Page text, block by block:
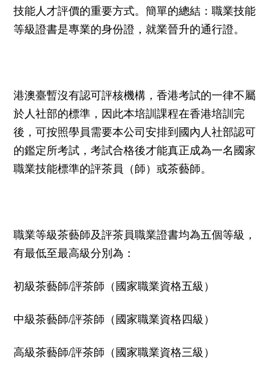
技能人才評價的重要方式。簡單的總結：職業技能
等級證書是專業的身份證，就業晉升的通行證。
港澳臺暫沒有認可評核機構，香港考試的一律不屬
於人社部的標準，因此本培訓課程在香港培訓完
後，可按照學員需要本公司安排到國內人社部認可
的鑑定所考試，考試合格後才能真正成為一名國家
職業技能標準的評茶員（師）或茶藝師。
職業等級茶藝師及評茶員職業證書均為五個等級，
有最低至最高級分別為：
初級茶藝師/評茶師（國家職業資格五級）
中級茶藝師/評茶師（國家職業資格四級）
高級茶藝師/評茶師（國家職業資格三級）